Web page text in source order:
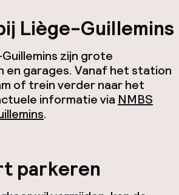
Liège-Guillemins
zijn grote
garages. Vanaf het station
of trein verder naar het
informatie via NMBS
.
parkeren